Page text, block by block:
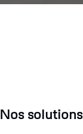
Nos solutions